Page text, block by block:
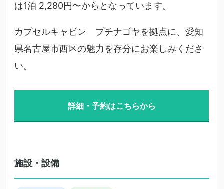
は1泊 2,280円〜からとなっています。
カプセルキャビン プチナゴヤを拠点に、愛知
県名古屋市西区の魅力を存分にお楽しみくださ
い。
詳細・予約はこちらから
施設・設備